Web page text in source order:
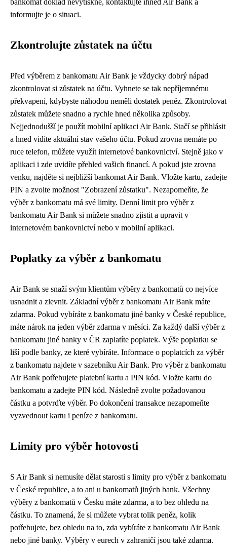
bankomat doklad nevytiskne, kontaktujte ihned Air Bank a
informujte je o situaci.
Zkontrolujte zůstatek na účtu
Před výběrem z bankomatu Air Bank je vždycky dobrý nápad
zkontrolovat si zůstatek na účtu. Vyhnete se tak nepříjemnému
překvapení, kdybyste náhodou neměli dostatek peněz. Zkontrolovat
zůstatek můžete snadno a rychle hned několika způsoby.
Nejjednodušší je použít mobilní aplikaci Air Bank. Stačí se přihlásit
a hned vidíte aktuální stav vašeho účtu. Pokud zrovna nemáte po
ruce telefon, můžete využít internetové bankovnictví. Stejně jako v
aplikaci i zde uvidíte přehled vašich financí. A pokud jste zrovna
venku, najděte si nejbližší bankomat Air Bank. Vložte kartu, zadejte
PIN a zvolte možnost "Zobrazení zůstatku". Nezapomeňte, že
výběr z bankomatu má své limity. Denní limit pro výběr z
bankomatu Air Bank si můžete snadno zjistit a upravit v
internetovém bankovnictví nebo v mobilní aplikaci.
Poplatky za výběr z bankomatu
Air Bank se snaží svým klientům výběry z bankomatů co nejvíce
usnadnit a zlevnit. Základní výběr z bankomatu Air Bank máte
zdarma. Pokud vybíráte z bankomatu jiné banky v České republice,
máte nárok na jeden výběr zdarma v měsíci. Za každý další výběr z
bankomatu jiné banky v ČR zaplatíte poplatek. Výše poplatku se
liší podle banky, ze které vybíráte. Informace o poplatcích za výběr
z bankomatu najdete v sazebníku Air Bank. Pro výběr z bankomatu
Air Bank potřebujete platební kartu a PIN kód. Vložte kartu do
bankomatu a zadejte PIN kód. Následně zvolte požadovanou
částku a potvrďte výběr. Po dokončení transakce nezapomeňte
vyzvednout kartu i peníze z bankomatu.
Limity pro výběr hotovosti
S Air Bank si nemusíte dělat starosti s limity pro výběr z bankomatu
v České republice, a to ani u bankomatů jiných bank. Všechny
výběry z bankomatů v Česku máte zdarma, a to bez ohledu na
částku. To znamená, že si můžete vybrat tolik peněz, kolik
potřebujete, bez ohledu na to, zda vybíráte z bankomatu Air Bank
nebo jiné banky. Výběry v eurech v zahraničí jsou také zdarma.